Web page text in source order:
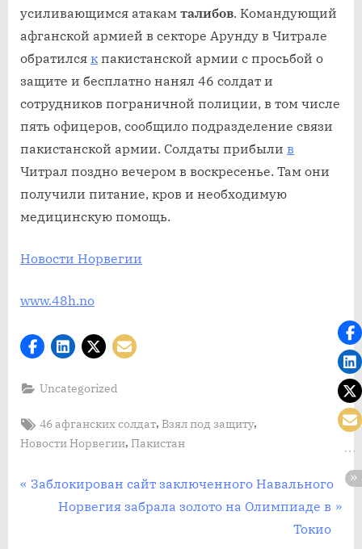
афганских
солдат
усиливающимся атакам талибов. Командующий
афганской армией в секторе Арунду в Читрале
обратился к пакистанской армии с просьбой о
защите и бесплатно нанял 46 солдат и
сотрудников пограничной полиции, в том числе
пять офицеров, сообщило подразделение связи
пакистанской армии. Солдаты прибыли в
Читрал поздно вечером в воскресенье. Там они
получили питание, кров и необходимую
медицинскую помощь.
Новости Норвегии
www.48h.no
Uncategorized
Tags:
46 афганских солдат,Взял под защиту,
Новости Норвегии, Пакистан
Post
navigation
П
Заблокирован сайт заключенного Навального
С
Норвегия забрала золото на Олимпиаде в
Токио